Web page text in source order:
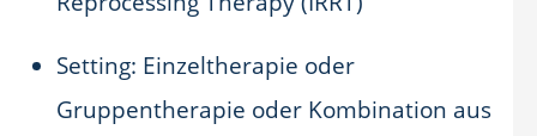
Setting: Einzeltherapie oder
Gruppentherapie oder Kombination aus